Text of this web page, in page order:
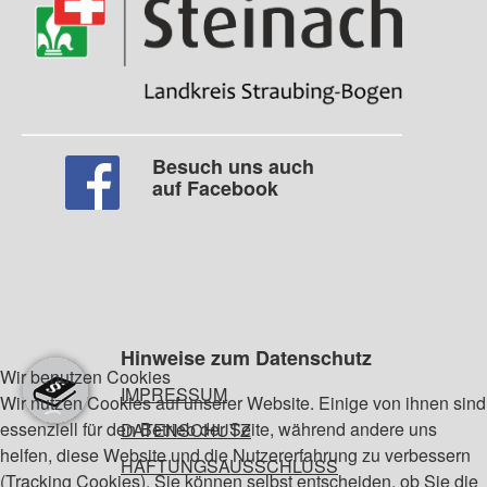
Besuch uns auch
auf Facebook
Hinweise zum Datenschutz
IMPRESSUM
DATENSCHUTZ
HAFTUNGSAUSSCHLUSS
Wir benutzen Cookies
Wir nutzen Cookies auf unserer Website. Einige von ihnen sind
essenziell für den Betrieb der Seite, während andere uns
helfen, diese Website und die Nutzererfahrung zu verbessern
(Tracking Cookies). Sie können selbst entscheiden, ob Sie die